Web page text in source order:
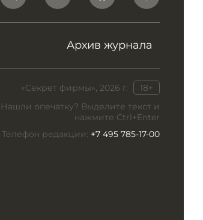
Архив журнала
«Секрет фирмы», 2026 г.
18+
Нашли опечатку? Выделите текст и
нажмите Ctrl+Enter
Телефон редакции: +7 495 785-17-00